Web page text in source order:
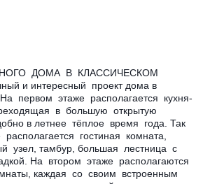
ДОМА В КЛАССИЧЕСКОМ
и интересный проект дома в
первом этаже располагается кухня-
в большую открытую
в летнее тёплое время года. Так
гостиная комната,
узел, тамбур, большая лестница с
На втором этаже располагаются
каждая со своим встроенным